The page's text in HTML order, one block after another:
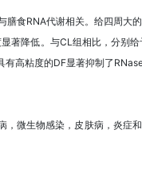
膳食RNA代谢相关。给四周
著降低。与CL组相比，分别
有高粘度的DF显著抑制了
微生物感染，皮肤病，炎症